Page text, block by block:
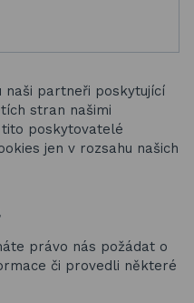
naši partneři poskytující
stran našimi
tito poskytovatelé
jen v rozsahu našich
právo nás požádat o
či provedli některé